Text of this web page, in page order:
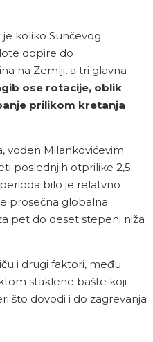
koliko Sunčevog
dopire do
na Zemlji, a tri glavna
ose rotacije, oblik
prilikom kretanja
vođen Milankovićevim
poslednjih otprilike 2,5
bilo je relatvno
prosečna globalna
pet do deset stepeni niža
i drugi faktori, među
staklene bašte koji
što dovodi i do zagrevanja